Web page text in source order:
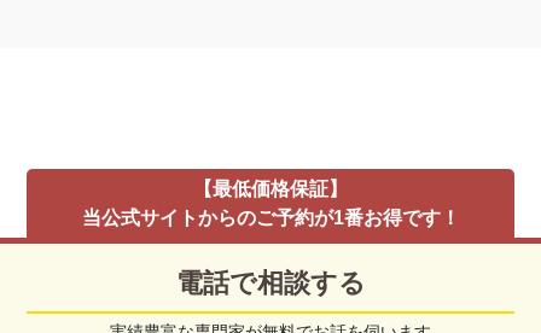
【最低価格保証】
当公式サイトからのご予約が1番お得です！
電話で相談する